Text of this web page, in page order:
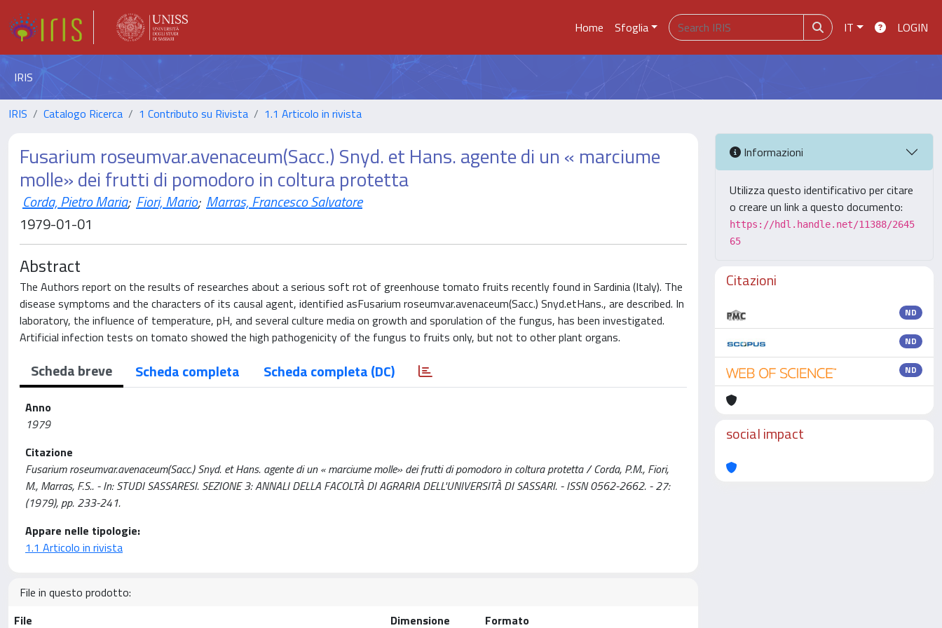
Home Sfoglia IT LOGIN
IRIS
IRIS Catalogo Ricerca 1 Contributo su Rivista 1.1 Articolo in rivista
Fusarium roseumvar.avenaceum(Sacc.) Snyd. et Hans. agente di un « marciume
molle» dei frutti di pomodoro in coltura protetta
Corda, Pietro Maria; Fiori, Mario; Marras, Francesco Salvatore
1979-01-01
Abstract
The Authors report on the results of researches about a serious soft rot of greenhouse tomato fruits recently found in Sardinia (Italy). The
disease symptoms and the characters of its causal agent, identified asFusarium roseumvar.avenaceum(Sacc.) Snyd.etHans., are described. In
laboratory, the influence of temperature, pH, and several culture media on growth and sporulation of the fungus, has been investigated.
Artificial infection tests on tomato showed the high pathogenicity of the fungus to fruits only, but not to other plant organs.
Scheda breve Scheda completa Scheda completa (DC)
Anno
1979
Citazione
Fusarium roseumvar.avenaceum(Sacc.) Snyd. et Hans. agente di un « marciume molle» dei frutti di pomodoro in coltura protetta / Corda, P.M., Fiori,
M., Marras, F.S.. - In: STUDI SASSARESI. SEZIONE 3: ANNALI DELLA FACOLTÀ DI AGRARIA DELL'UNIVERSITÀ DI SASSARI. - ISSN 0562-2662. - 27:
(1979), pp. 233-241.
Appare nelle tipologie:
1.1 Articolo in rivista
File in questo prodotto:
File
Dimensione Formato
Informazioni
Utilizza questo identificativo per citare
o creare un link a questo documento:
https://hdl.handle.net/11388/2645
65
Citazioni
ND
ND
ND
social impact